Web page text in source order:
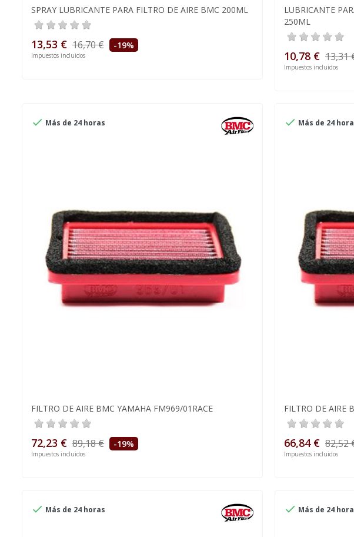
SPRAY LUBRICANTE PARA FILTRO DE AIRE BMC 200ML
13,53 € 16,70 € -19%
Impuestos incluidos
LUBRICANTE
250ML
10,78 € 13,31
Impuestos incluidos
 Más de 24 horas
FILTRO DE AIRE BMC YAMAHA FM969/01RACE
72,23 € 89,18 € -19%
Impuestos incluidos
 Más de 24
FILTRO DE AIRE
66,84 € 82,52
Impuestos incluidos
 Más de 24 horas  Más de 24